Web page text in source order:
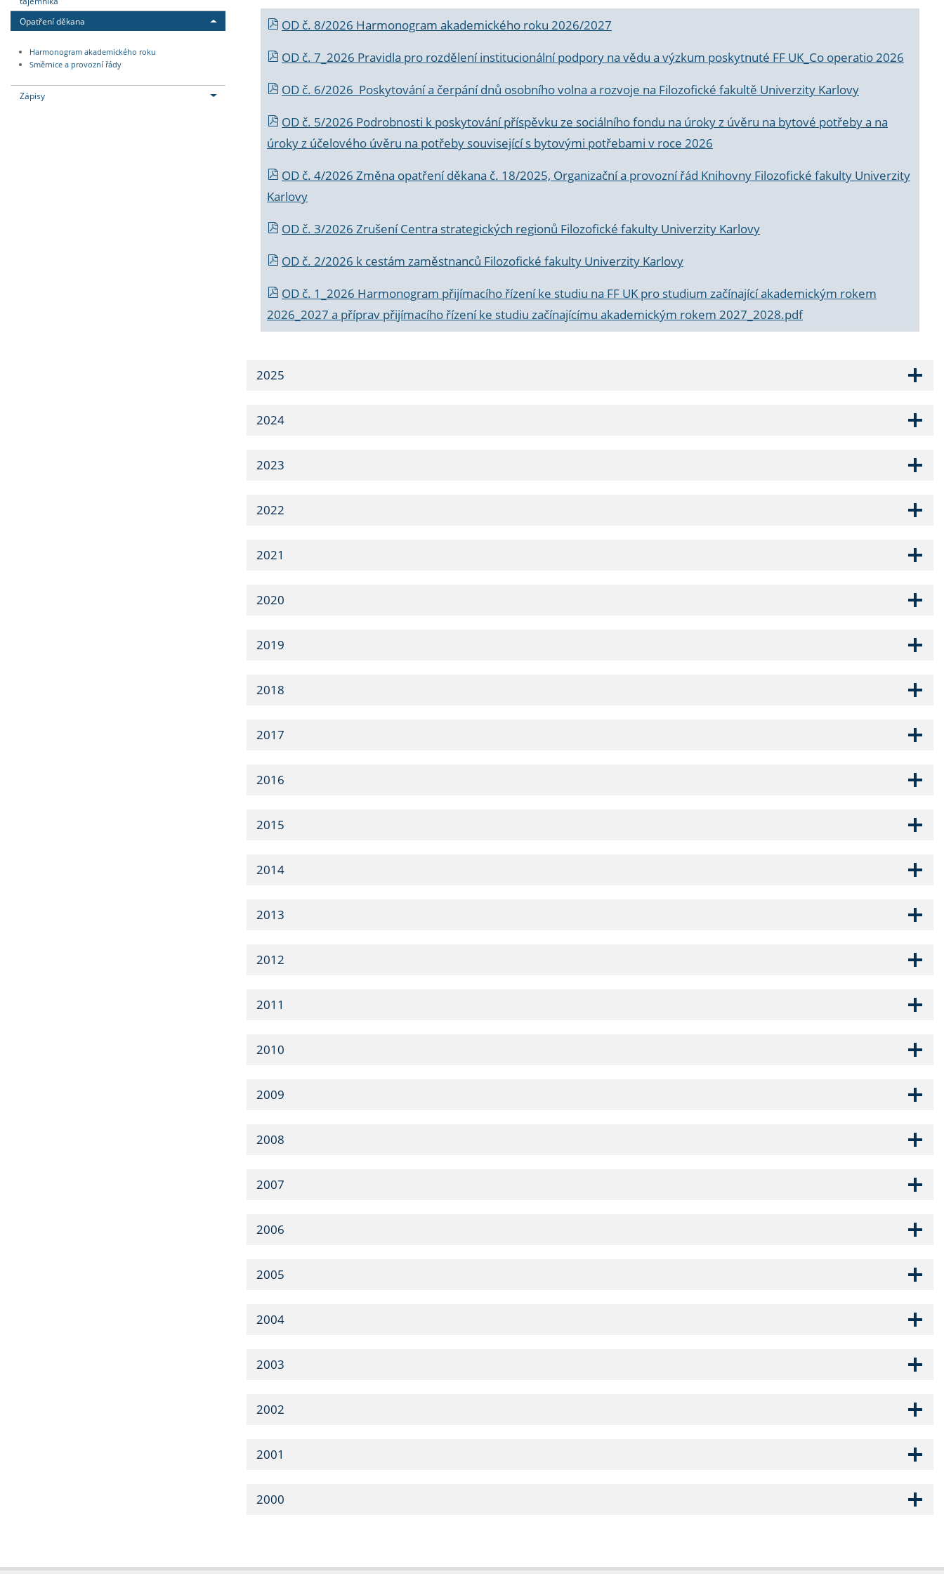
Opatření děkana
Harmonogram akademického roku
Směrnice a provozní řády
Zápisy
OD č. 8/2026 Harmonogram akademického roku 2026/2027
OD č. 7_2026 Pravidla pro rozdělení institucionální podpory na vědu a výzkum poskytnuté FF UK_Co operatio 2026
OD č. 6/2026 Poskytování a čerpání dnů osobního volna a rozvoje na Filozofické fakultě Univerzity Karlovy
OD č. 5/2026 Podrobnosti k poskytování příspěvku ze sociálního fondu na úroky z úvěru na bytové potřeby a na
úroky z účelového úvěru na potřeby související s bytovými potřebami v roce 2026
OD č. 4/2026 Změna opatření děkana č. 18/2025, Organizační a provozní řád Knihovny Filozofické fakulty Univerzity
Karlovy
OD č. 3/2026 Zrušení Centra strategických regionů Filozofické fakulty Univerzity Karlovy
OD č. 2/2026 k cestám zaměstnanců Filozofické fakulty Univerzity Karlovy
OD č. 1_2026 Harmonogram přijímacího řízení ke studiu na FF UK pro studium začínající akademickým rokem
2026_2027 a příprav přijímacího řízení ke studiu začínajícímu akademickým rokem 2027_2028.pdf
2025
2024
2023
2022
2021
2020
2019
2018
2017
2016
2015
2014
2013
2012
2011
2010
2009
2008
2007
2006
2005
2004
2003
2002
2001
2000